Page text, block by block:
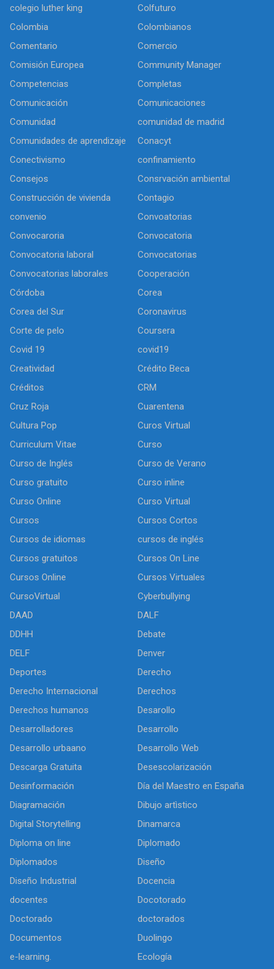
colegio luther king
Colfuturo
Colombia
Colombianos
Comentario
Comercio
Comisión Europea
Community Manager
Competencias
Completas
Comunicación
Comunicaciones
Comunidad
comunidad de madrid
Comunidades de aprendizaje
Conacyt
Conectivismo
confinamiento
Consejos
Consrvación ambiental
Construcción de vivienda
Contagio
convenio
Convoatorias
Convocaroria
Convocatoria
Convocatoria laboral
Convocatorias
Convocatorias laborales
Cooperación
Córdoba
Corea
Corea del Sur
Coronavirus
Corte de pelo
Coursera
Covid 19
covid19
Creatividad
Crédito Beca
Créditos
CRM
Cruz Roja
Cuarentena
Cultura Pop
Curos Virtual
Curriculum Vitae
Curso
Curso de Inglés
Curso de Verano
Curso gratuito
Curso inline
Curso Online
Curso Virtual
Cursos
Cursos Cortos
Cursos de idiomas
cursos de inglés
Cursos gratuitos
Cursos On Line
Cursos Online
Cursos Virtuales
CursoVirtual
Cyberbullying
DAAD
DALF
DDHH
Debate
DELF
Denver
Deportes
Derecho
Derecho Internacional
Derechos
Derechos humanos
Desarollo
Desarrolladores
Desarrollo
Desarrollo urbaano
Desarrollo Web
Descarga Gratuita
Desescolarización
Desinformación
Día del Maestro en España
Diagramación
Dibujo artìstico
Digital Storytelling
Dinamarca
Diploma on line
Diplomado
Diplomados
Diseño
Diseño Industrial
Docencia
docentes
Docotorado
Doctorado
doctorados
Documentos
Duolingo
e-learning.
Ecología